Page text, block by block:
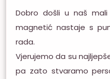
Dobro došli u naš
magnetić nastaje s
rada.
Vjerujemo da su
pa zato stvaramo